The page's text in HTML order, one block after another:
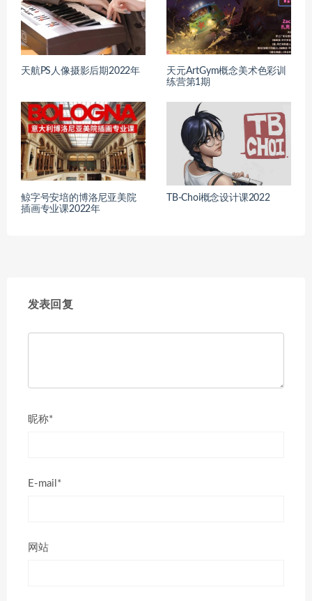
天航PS人像摄影后期2022年
天元ArtGym概念美术色彩训
练营第1期
鲸字号安培的博洛尼亚美院
插画专业课2022年
TB-Choi概念设计课2022
发表回复
昵称*
E-mail*
网站